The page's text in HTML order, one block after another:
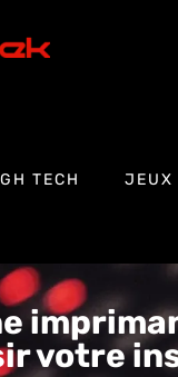
TECH JEUX
votre